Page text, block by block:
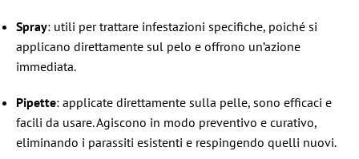
Spray: utili per trattare infestazioni specifiche, poiché si
applicano direttamente sul pelo e offrono un’azione
immediata.
Pipette: applicate direttamente sulla pelle, sono efficaci e
facili da usare. Agiscono in modo preventivo e curativo,
eliminando i parassiti esistenti e respingendo quelli nuovi.